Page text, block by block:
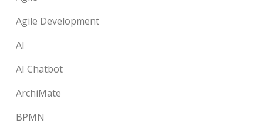
Agile Development
AI
AI Chatbot
ArchiMate
BPMN